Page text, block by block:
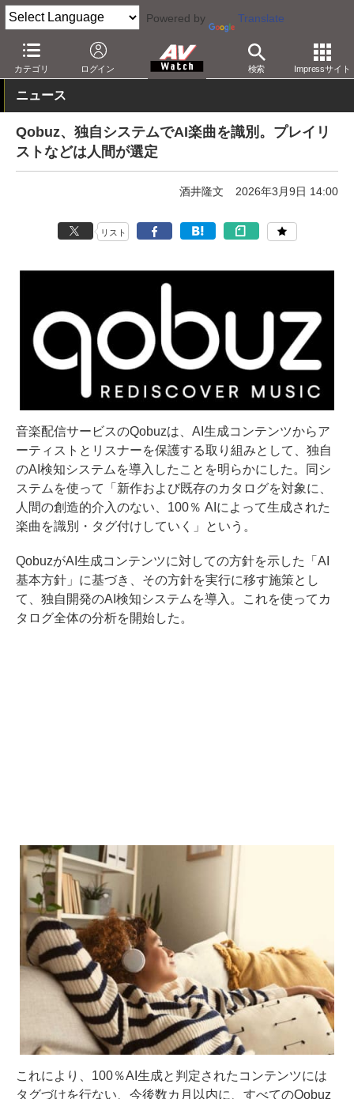
Powered by Translate
カテゴリ ログイン 検索 Impressサイト
AV Watch コンテンツ・サービス 音楽配信 Qobuz
ニュース
Qobuz、独自システムでAI楽曲を識別。プレイリ
ストなどは人間が選定
酒井隆文 2026年3月9日 14:00
リスト
音楽配信サービスのQobuzは、AI生成コンテンツからア
ーティストとリスナーを保護する取り組みとして、独自
のAI検知システムを導入したことを明らかにした。同シ
ステムを使って「新作および既存のカタログを対象に、
人間の創造的介入のない、100％ AIによって生成された
楽曲を識別・タグ付けしていく」という。
QobuzがAI生成コンテンツに対しての方針を示した「AI
基本方針」に基づき、その方針を実行に移す施策とし
て、独自開発のAI検知システムを導入。これを使ってカ
タログ全体の分析を開始した。
これにより、100％AI生成と判定されたコンテンツには
タグづけを行ない、今後数カ月以内に、すべてのQobuz